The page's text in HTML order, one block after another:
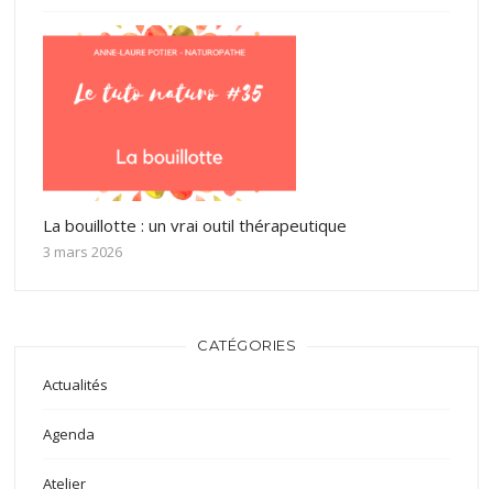
La bouillotte : un vrai outil thérapeutique
3 mars 2026
CATÉGORIES
Actualités
Agenda
Atelier